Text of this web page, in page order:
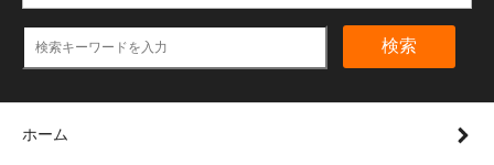
検索
ホーム